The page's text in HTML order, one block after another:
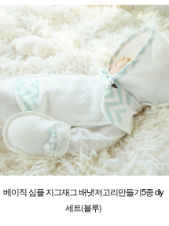
베이직 심플 지그재그 배냇저고리만들기5종 diy
세트(블루)